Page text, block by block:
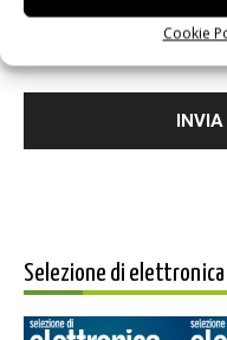
Cookie
Salva il mio nome,
Selezione di elettronica